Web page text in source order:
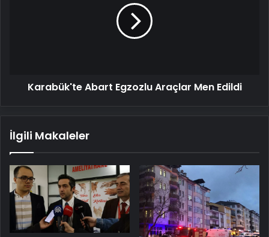
Karabük'te Abart Egzozlu Araçlar Men Edildi
İlgili Makaleler